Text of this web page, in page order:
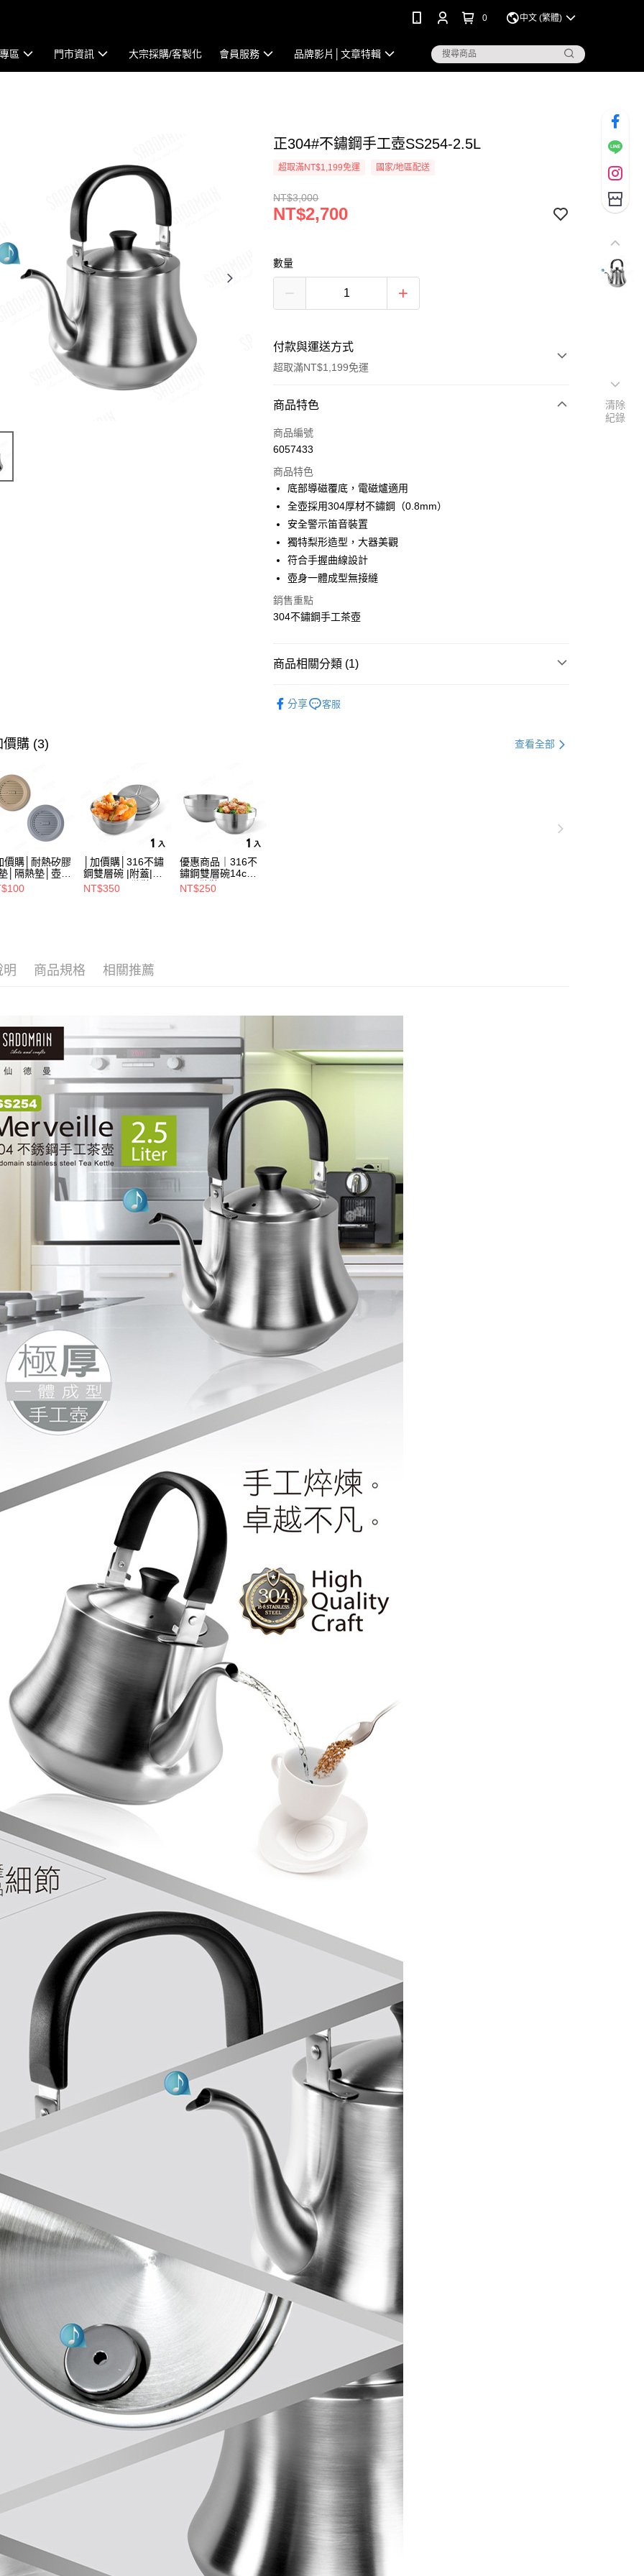
0 中文 (繁體)
區 門市資訊 大宗採購/客製化 會員服務 品牌影片│文章特輯
正304#不鏽鋼手工壺SS254-2.5L
超取滿NT$1,199免運 國家/地區配送
NT$3,000
NT$2,700
數量
付款與運送方式
超取滿NT$1,199免運
付款方式
信用卡一次付款
Apple Pay
街口支付
悠遊付
Google Pay
ATM付款
運送方式
（不含訂購當天與例假日）
商品特色
商品編號
6057433
商品特色
底部導磁覆底，電磁爐適用
全壺採用304厚材不鏽鋼（0.8mm）
安全警示笛音裝置
獨特梨形造型，大器美觀
符合手握曲線設計
壺身一體成型無接縫
銷售重點
304不鏽鋼手工茶壺
商品相關分類 (1)
分享
客服
價購 (3) 查看全部
價購│耐熱矽膠
│隔熱墊│壺墊
15.2cm GS152
│加價購│316不鏽
鋼雙層碗 |附蓋|
14cm (1入散裝)
SG0141
NT$350
優惠商品｜316不
鏽鋼雙層碗14cm
(1入散裝) SG0140
NT$250
明 商品規格 相關推薦
清除
紀錄